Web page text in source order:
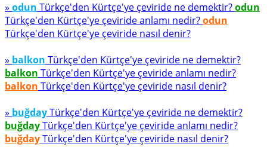
» odun Türkçe'den Kürtçe'ye çeviride ne demektir?odun
Türkçe'den Kürtçe'ye çeviride anlamı nedir?odun
Türkçe'den Kürtçe'ye çeviride nasıl denir?
» balkon Türkçe'den Kürtçe'ye çeviride ne demektir?
balkon Türkçe'den Kürtçe'ye çeviride anlamı nedir?
balkon Türkçe'den Kürtçe'ye çeviride nasıl denir?
» buğdayTürkçe'den Kürtçe'ye çeviride ne demektir?
buğdayTürkçe'den Kürtçe'ye çeviride anlamı nedir?
buğdayTürkçe'den Kürtçe'ye çeviride nasıl denir?